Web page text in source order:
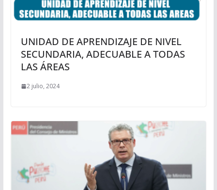
UNIDAD DE APRENDIZAJE DE NIVEL
SECUNDARIA, ADECUABLE A TODAS
LAS ÁREAS
2 julio, 2024